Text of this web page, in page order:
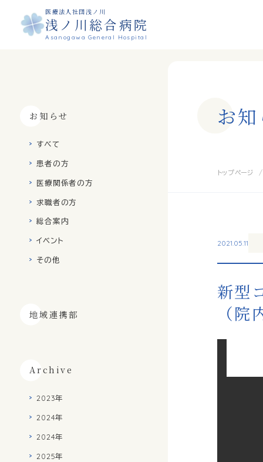
医療法人社団浅ノ川
浅ノ川総合病院
Asanogawa General Hospital
お知らせ
すべて
患者の方
医療関係者の方
求職者の方
総合案内
イベント
その他
地域連携部
Archive
2023年
2024年
2024年
2025年
お知
トップページ
2021.05.11
新型
（